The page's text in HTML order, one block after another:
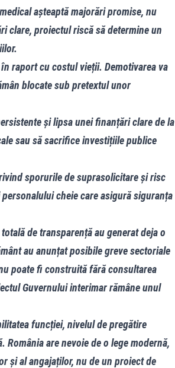
așteaptă majorări promise, nu
clare, proiectul riscă să determine un
raport cu costul vieții. Demotivarea va
blocate sub pretextul unor
și lipsa unei finanțări clare de la
sau să sacrifice investițiile publice
sporurile de suprasolicitare și risc
cheie care asigură siguranța
de transparență au generat deja o
au anunțat posibile greve sectoriale
poate fi construită fără consultarea
Guvernului interimar rămâne unul
funcției, nivelul de pregătire
are nevoie de o lege modernă,
și al angajaților, nu de un proiect de